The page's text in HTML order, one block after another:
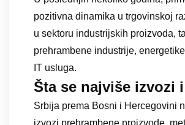
pozitivna dinamika u trgovinskoj
u sektoru industrijskih proizvoda,
prehrambene industrije,
IT usluga.
Šta se najviše izvozi
Srbija prema Bosni i Hercegovini
izvozi prehrambene proizvode,